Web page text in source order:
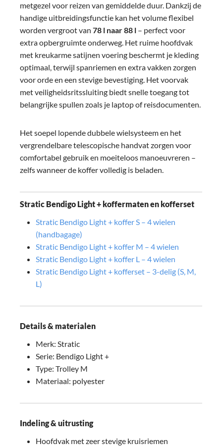
metgezel voor reizen van gemiddelde duur. Dankzij de
handige uitbreidingsfunctie kan het volume flexibel
worden vergroot van 78 l naar 88 l – perfect voor
extra opbergruimte onderweg. Het ruime hoofdvak
met kreukarme satijnen voering beschermt je kleding
optimaal, terwijl spanriemen en extra vakken zorgen
voor orde en een stevige bevestiging. Het voorvak
met veiligheidsritssluiting biedt snelle toegang tot
belangrijke spullen zoals je laptop of reisdocumenten.
Het soepel lopende dubbele wielsysteem en het
vergrendelbare telescopische handvat zorgen voor
comfortabel gebruik en moeiteloos manoeuvreren –
zelfs wanneer de koffer volledig is beladen.
Stratic Bendigo Light + koffermaten en kofferset
Stratic Bendigo Light + koffer S – 4 wielen
(handbagage)
Stratic Bendigo Light + koffer M – 4 wielen
Stratic Bendigo Light + koffer L – 4 wielen
Stratic Bendigo Light + kofferset – 3-delig (S, M,
L)
Details & materialen
Merk: Stratic
Serie: Bendigo Light +
Type: Trolley M
Materiaal: polyester
Indeling & uitrusting
Hoofdvak met zeer stevige kruisriemen